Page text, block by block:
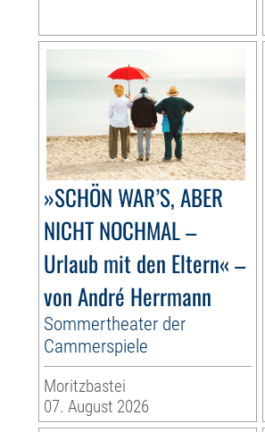
»SCHÖN WAR’S, ABER
NICHT NOCHMAL –
Urlaub mit den Eltern« –
von André Herrmann
Sommertheater der
Cammerspiele
Moritzbastei
07. August 2026